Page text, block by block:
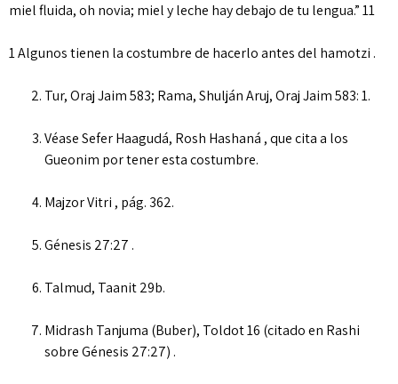
miel fluida, oh novia; miel y leche hay debajo de tu lengua.” 11
1 Algunos tienen la costumbre de hacerlo antes del hamotzi .
Tur, Oraj Jaim 583; Rama, Shulján Aruj, Oraj Jaim 583: 1.
Véase Sefer Haagudá, Rosh Hashaná , que cita a los
Gueonim por tener esta costumbre.
Majzor Vitri , pág. 362.
Génesis 27:27 .
Talmud, Taanit 29b.
Midrash Tanjuma (Buber), Toldot 16 (citado en Rashi
sobre Génesis 27:27) .